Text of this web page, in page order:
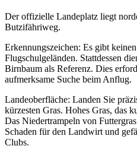
Der offizielle Landeplatz liegt
Butzifähriweg.
Erkennungszeichen: Es gibt
Flugschulgeländen. Stattdessen
Birnbaum als Referenz. Dies
aufmerksame Suche beim Anflug.
Landeoberfläche: Landen Sie
kürzesten Gras. Hohes Gras, das
Das Niedertrampeln von
Schaden für den Landwirt und
Clubs.